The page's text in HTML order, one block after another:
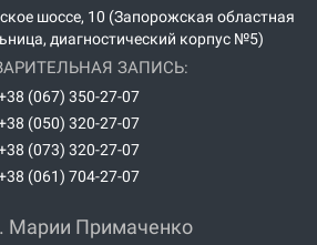
шоссе, 10 (Запорожская областная
диагностический корпус №5)
ЗАПИСЬ:
(067) 350-27-07
(050) 320-27-07
(073) 320-27-07
(061) 704-27-07
Марии Примаченко